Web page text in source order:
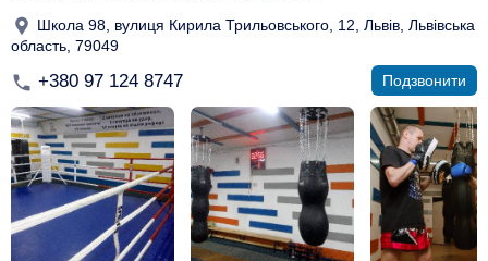
Школа 98, вулиця Кирила Трильовського, 12, Львів, Львівська
область, 79049
+380 97 124 8747 Подзвонити